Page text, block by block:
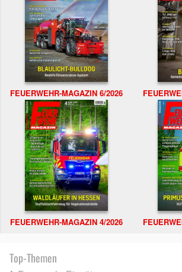
FEUERWEHR-MAGAZIN 6/2026
FEUERWEHR-MAGAZIN 4/2026
Top-Themen